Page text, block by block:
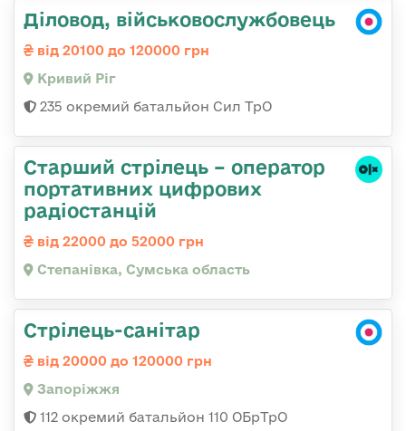
Діловод, військовослужбовець
від 20100 до 120000 грн
Кривий Ріг
235 окремий батальйон Сил ТрО
Старший стрілець – оператор
портативних цифрових
радіостанцій
від 22000 до 52000 грн
Степанівка, Сумська область
Стрілець-санітар
від 20000 до 120000 грн
Запоріжжя
112 окремий батальйон 110 ОБрТрО